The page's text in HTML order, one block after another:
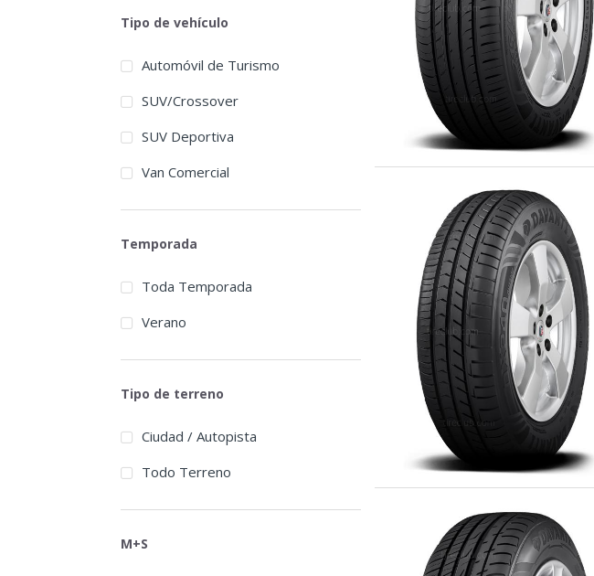
Tipo de vehículo
Automóvil de Turismo
SUV/Crossover
SUV Deportiva
Van Comercial
Temporada
Toda Temporada
Verano
Tipo de terreno
Ciudad / Autopista
Todo Terreno
M+S